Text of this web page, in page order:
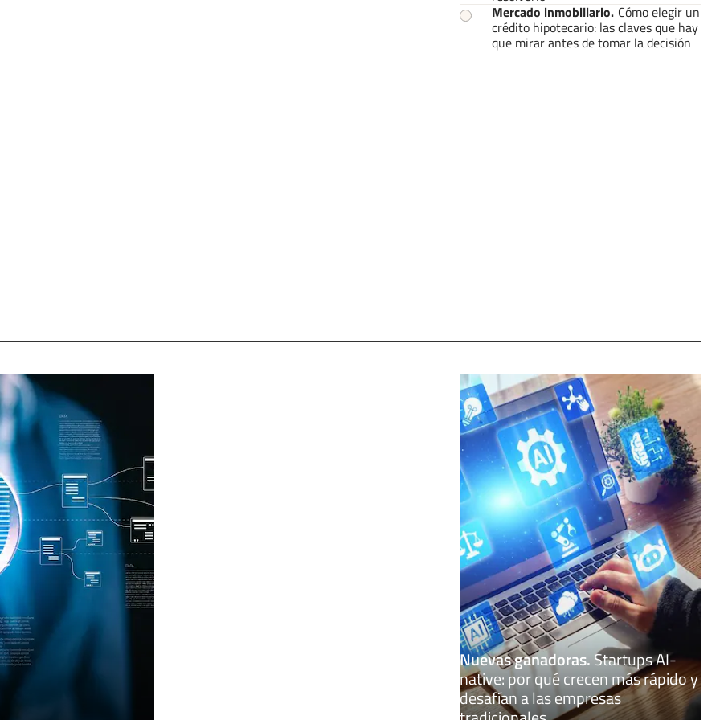
Mercado inmobiliario. Cómo elegir un
crédito hipotecario: las claves que hay
que mirar antes de tomar la decisión
Nuevas ganadoras.Startups AI-
native: por qué crecen más rápido y
desafían a las empresas